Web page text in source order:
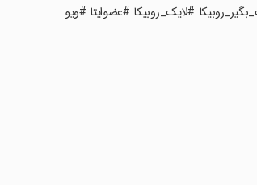
#لایک_روبیکا #عضوایتا #ویو